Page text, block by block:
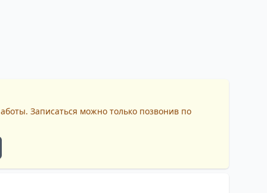
Записаться можно только позвонив по